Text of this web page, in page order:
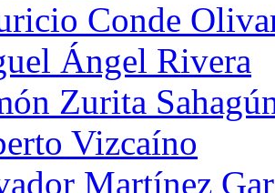
Conde
Ángel Rivera
Zurita
Vizcaíno
Martínez